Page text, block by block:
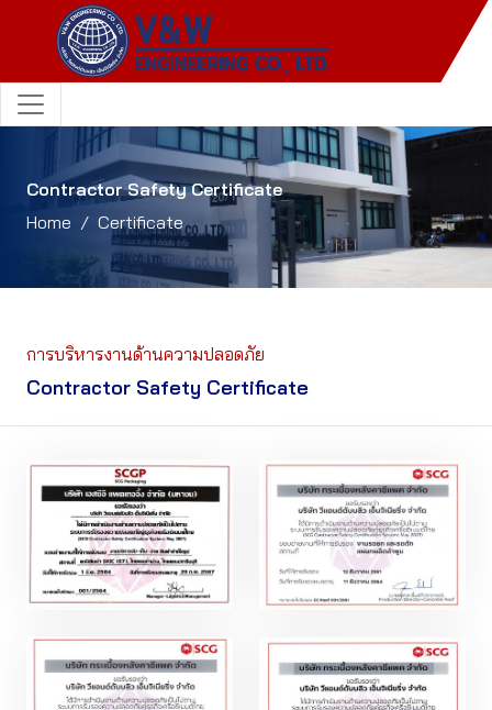
Contractor Safety Certificate
Home
Certificate
การบริหารงานด้านความปลอดภัย
Contractor Safety Certificate